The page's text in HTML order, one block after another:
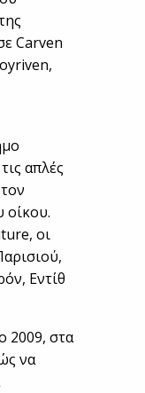
Carven
απλές
οίκου.
οι
Eντίθ
2009, στα
να